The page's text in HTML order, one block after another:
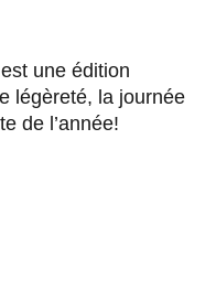
une édition
légèreté, la journée
de l’année!